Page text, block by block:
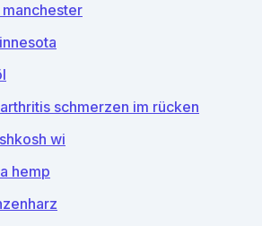
schmerzen im rücken
wi
hemp